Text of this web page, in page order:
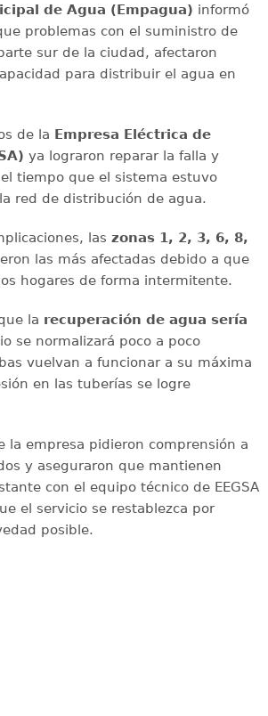
de Agua (Empagua) informó
problemas con el suministro de
sur de la ciudad, afectaron
para distribuir el agua en
de la Empresa Eléctrica de
ya lograron reparar la falla y
tiempo que el sistema estuvo
red de distribución de agua.
las zonas 1, 2, 3, 6, 8,
las más afectadas debido a que
hogares de forma intermitente.
la recuperación de agua sería
se normalizará poco a poco
vuelvan a funcionar a su máxima
en las tuberías se logre
la empresa pidieron comprensión a
y aseguraron que mantienen
con el equipo técnico de EEGSA
el servicio se restablezca por
posible.